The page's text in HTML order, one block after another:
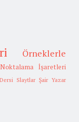
Örneklerle
Noktalama İşaretleri
Slaytlar Şair Yazar